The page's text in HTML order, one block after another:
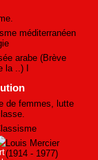
méditerranéen
arabe (Brève
la ..) I
de femmes, lutte
Louis Mercier
(1914 - 1977)